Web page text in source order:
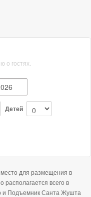
гостях.
Детей
для размещения в
располагается всего в
и Подъемник Санта Жушта